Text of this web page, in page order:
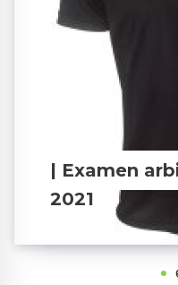
| Examen
2021